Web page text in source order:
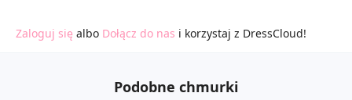
Zaloguj się albo Dołącz do nas i korzystaj z DressCloud!
Podobne chmurki